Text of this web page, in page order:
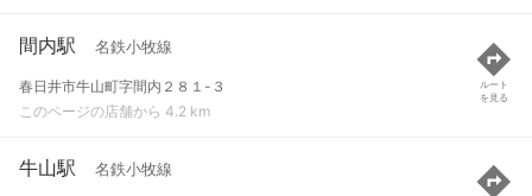
間内駅 名鉄小牧線
春日井市牛山町字間内２８１-３
このページの店舗から 4.2 km
ルート
を見る
牛山駅 名鉄小牧線